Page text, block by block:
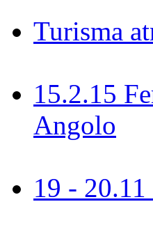
Turisma
15.2.15
Angolo
19 -